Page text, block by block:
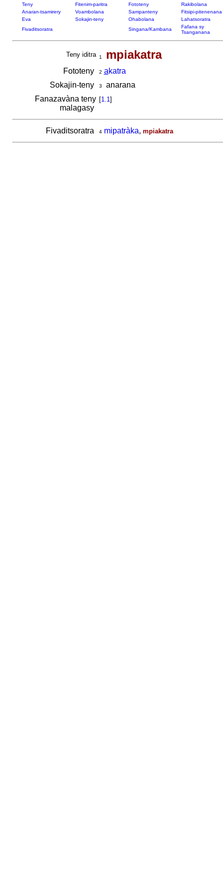
Teny Fitenim-paritra Fototeny
Rakibolana
Anaran-tsamirery
Voambolana Sampanteny
Fitsipi-pitenenana
Eva
Sokajin-teny Ohabolana
Lahatsoratra
Fivaditsoratra
Singana/Kambana
Fafana sy
Tsanganana
Teny iditra 1 mpiakatra
Fototeny 2 akatra
Sokajin-teny
3
anarana
Fanazavàna teny
malagasy
[1.1]
Fivaditsoratra 4 mipatràka, mpiakatra